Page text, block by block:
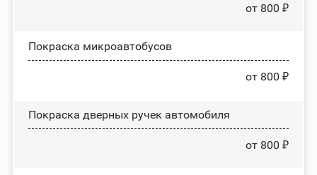
от 800 ₽
Покраска микроавтобусов
от 800 ₽
Покраска дверных ручек автомобиля
от 800 ₽